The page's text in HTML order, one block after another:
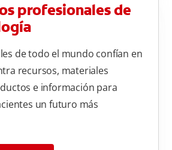
profesionales de
de todo el mundo confían en
recursos, materiales
e información para
un futuro más